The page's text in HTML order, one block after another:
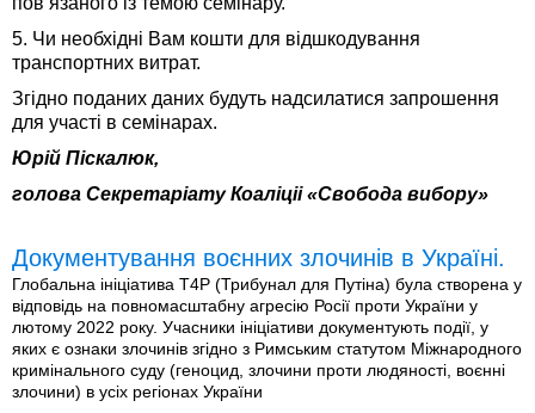
5. Чи необхідні Вам кошти для відшкодування
транспортних витрат.
Згідно поданих даних будуть надсилатися запро­шення
для участі в семінарах.
Юрiй Пiскалюк,
голова Секретарiату Коалiцii «Свобода вибору»
Документування воєнних злочинів в Україні.
Глобальна ініціатива T4P (Трибунал для Путіна) була створена у
відповідь на повномасштабну агресію Росії проти України у
лютому 2022 року. Учасники ініціативи документують події, у
яких є ознаки злочинів згідно з Римським статутом Міжнародного
кримінального суду (геноцид, злочини проти людяності, воєнні
злочини) в усіх регіонах України